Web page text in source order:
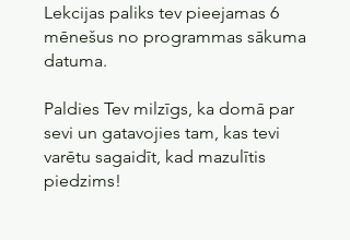
Lekcijas paliks tev pieejamas 6
mēnešus no programmas sākuma
datuma.
Paldies Tev milzīgs, ka domā par
sevi un gatavojies tam, kas tevi
varētu sagaidīt, kad mazulītis
piedzims!